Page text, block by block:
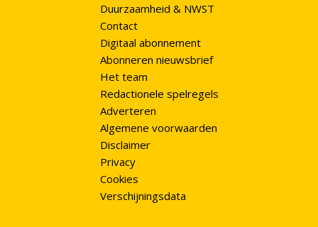
Duurzaamheid & NWST
Contact
Digitaal abonnement
Abonneren nieuwsbrief
Het team
Redactionele spelregels
Adverteren
Algemene voorwaarden
Disclaimer
Privacy
Cookies
Verschijningsdata